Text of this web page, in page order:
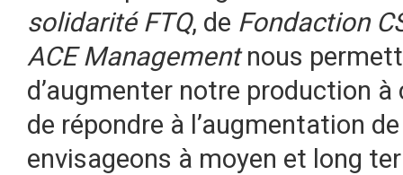
solidarité FTQ, de Fondaction
ACE Managementnous
d’augmenter notre production
de répondre à l’augmentation
envisageons à moyen et long